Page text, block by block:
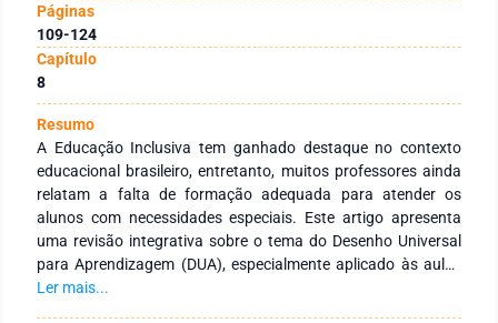
Páginas
109-124
Capítulo
8
Resumo
A Educação Inclusiva tem ganhado destaque no contexto
educacional brasileiro, entretanto, muitos professores ainda
relatam a falta de formação adequada para atender os
alunos com necessidades especiais. Este artigo apresenta
uma revisão integrativa sobre o tema do Desenho Universal
para Aprendizagem (DUA), especialmente aplicado às aulas
de Matemática, com o objetivo de promover a inclusão dos
Ler mais...